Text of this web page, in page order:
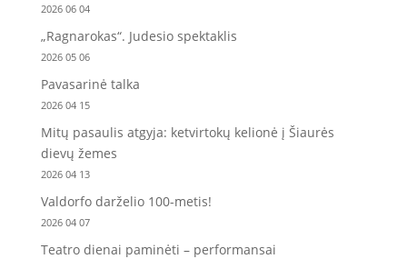
2026 06 04
„Ragnarokas“. Judesio spektaklis
2026 05 06
Pavasarinė talka
2026 04 15
Mitų pasaulis atgyja: ketvirtokų kelionė į Šiaurės
dievų žemes
2026 04 13
Valdorfo darželio 100-metis!
2026 04 07
Teatro dienai paminėti – performansai